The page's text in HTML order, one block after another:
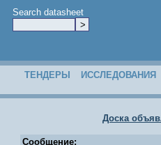
Search datasheet
ТЕНДЕРЫ ИССЛЕДОВАНИЯ
Доска
Сообщение: